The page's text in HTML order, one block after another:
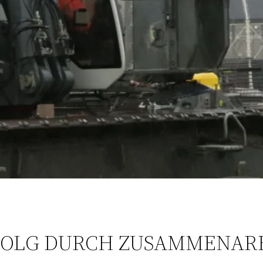
DURCH